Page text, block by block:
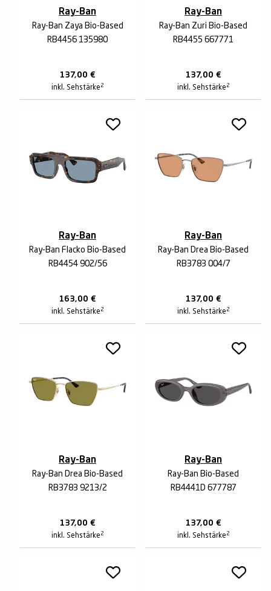
Ray-Ban
Ray-Ban Zaya Bio-Based
RB4456 135980
137,00 €
inkl. Sehstärke 2
Ray-Ban
Ray-Ban Zuri Bio-Based
RB4455 667771
137,00 €
inkl. Sehstärke 2
Ray-Ban
Ray-Ban Flacko Bio-Based
RB4454 902/56
163,00 €
inkl. Sehstärke 2
Ray-Ban
Ray-Ban Drea Bio-Based
RB3783 004/7
137,00 €
inkl. Sehstärke 2
Ray-Ban
Ray-Ban Drea Bio-Based
RB3783 9213/2
137,00 €
inkl. Sehstärke 2
Ray-Ban
Ray-Ban Bio-Based
RB4441D 677787
137,00 €
inkl. Sehstärke 2